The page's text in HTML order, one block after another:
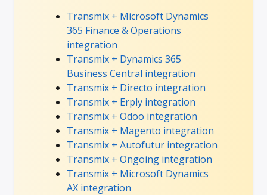
Transmix + Microsoft Dynamics
365 Finance & Operations
integration
Transmix + Dynamics 365
Business Central integration
Transmix + Directo integration
Transmix + Erply integration
Transmix + Odoo integration
Transmix + Magento integration
Transmix + Autofutur integration
Transmix + Ongoing integration
Transmix + Microsoft Dynamics
AX integration